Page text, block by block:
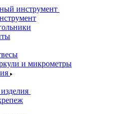
инструмент
и микрометры